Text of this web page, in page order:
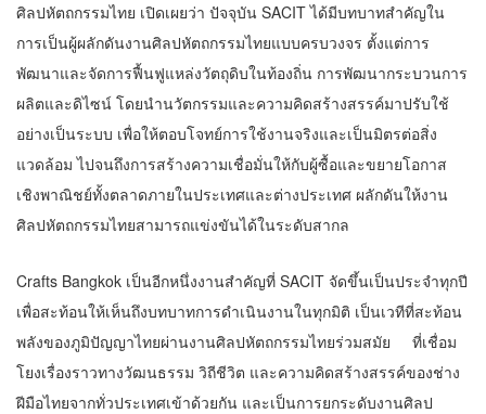
ศิลปหัตถกรรมไทย เปิดเผยว่า ปัจจุบัน SACIT ได้มีบทบาทสำคัญใน
การเป็นผู้ผลักดันงานศิลปหัตถกรรมไทยแบบครบวงจร ตั้งแต่การ
พัฒนาและจัดการฟื้นฟูแหล่งวัตถุดิบในท้องถิ่น การพัฒนากระบวนการ
ผลิตและดิไซน์ โดยนำนวัตกรรมและความคิดสร้างสรรค์มาปรับใช้
อย่างเป็นระบบ เพื่อให้ตอบโจทย์การใช้งานจริงและเป็นมิตรต่อสิ่ง
แวดล้อม ไปจนถึงการสร้างความเชื่อมั่นให้กับผู้ซื้อและขยายโอกาส
เชิงพาณิชย์ทั้งตลาดภายในประเทศและต่างประเทศ ผลักดันให้งาน
ศิลปหัตถกรรมไทยสามารถแข่งขันได้ในระดับสากล
Crafts Bangkok เป็นอีกหนึ่งงานสำคัญที่ SACIT จัดขึ้นเป็นประจำทุกปี
เพื่อสะท้อนให้เห็นถึงบทบาทการดำเนินงานในทุกมิติ เป็นเวทีที่สะท้อน
พลังของภูมิปัญญาไทยผ่านงานศิลปหัตถกรรมไทยร่วมสมัย ที่เชื่อม
โยงเรื่องราวทางวัฒนธรรม วิถีชีวิต และความคิดสร้างสรรค์ของช่าง
ฝีมือไทยจากทั่วประเทศเข้าด้วยกัน และเป็นการยกระดับงานศิลป